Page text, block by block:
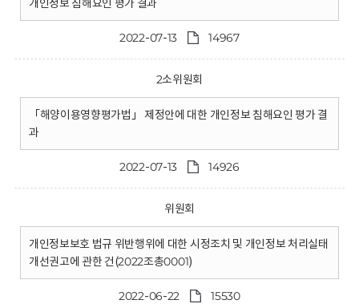
개인정보 침해요인 평가 결과
2022-07-13 14967
2소위원회
「해양이용영향평가법」 제정안에 대한 개인정보 침해요인 평가 결
과
2022-07-13 14926
위원회
개인정보보호 법규 위반행위에 대한 시정조치 및 개인정보 처리실태
개선권고에 관한 건(2022조총0001)
2022-06-22 15530